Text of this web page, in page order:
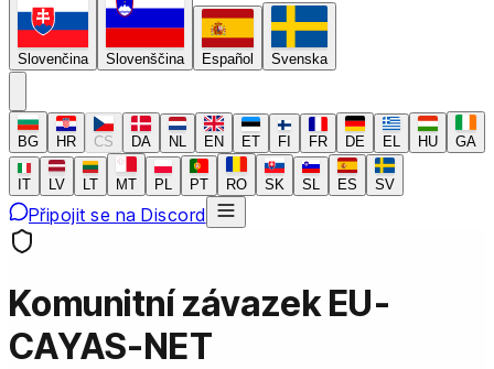
Slovenčina Slovenščina Español Svenska
BG HR CS DA NL EN ET FI FR DE EL HU GA
IT LV LT MT PL PT RO SK SL ES SV
Připojit se na Discord
Komunitní závazek EU-
CAYAS-NET